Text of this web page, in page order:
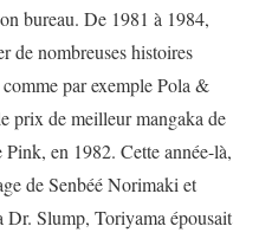
bureau. De 1981 à 1984,
de nombreuses histoires
par exemple Pola &
prix de meilleur mangaka de
en 1982. Cette année-là,
de Senbéé Norimaki et
Slump, Toriyama épousait